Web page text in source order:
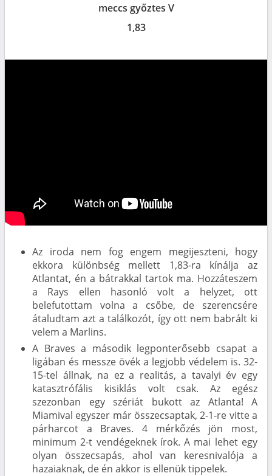
meccs győztes V
1,83
Az iroda nem fog engem megijeszteni, hogy
ekkora különbség mellett 1,83-ra kínálja az
Atlantat, én a bátrakkal tartok ma. Hozzáteszem
a Rays ellen hasonló volt a helyzet, ott
belefutottam volna a csőbe, de szerencsére
átaludtam azt a találkozót, így ott nem babrált ki
velem a Marlins.
A Braves a második legponterősebb csapat a
ligában és messze övék a legjobb védelem is. 32-
15-tel állnak, na ez a realitás, a tavalyi év egy
katasztrófális kisiklás volt csak. Az egész
szezonban egy szériát bukott az Atlanta! A
Miamival egyszer már összecsaptak, 2-1-re vitte a
párharcot a Braves. 4 mérkőzés jön most,
minimum 2-t vendégeknek írok. A mai lehet egy
olyan összecsapás, ahol van keresnivalója a
hazaiaknak, de én akkor is ellenük tippelek.